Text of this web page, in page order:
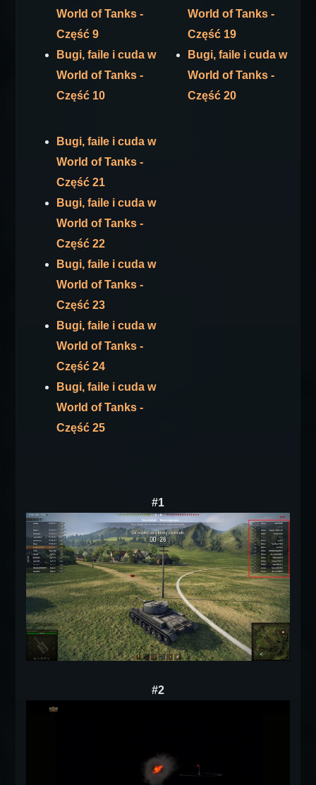
World of Tanks -
Część 9
Bugi, faile i cuda w
World of Tanks -
Część 10
World of Tanks -
Część 19
Bugi, faile i cuda w
World of Tanks -
Część 20
Bugi, faile i cuda w
World of Tanks -
Część 21
Bugi, faile i cuda w
World of Tanks -
Część 22
Bugi, faile i cuda w
World of Tanks -
Część 23
Bugi, faile i cuda w
World of Tanks -
Część 24
Bugi, faile i cuda w
World of Tanks -
Część 25
#1
#2